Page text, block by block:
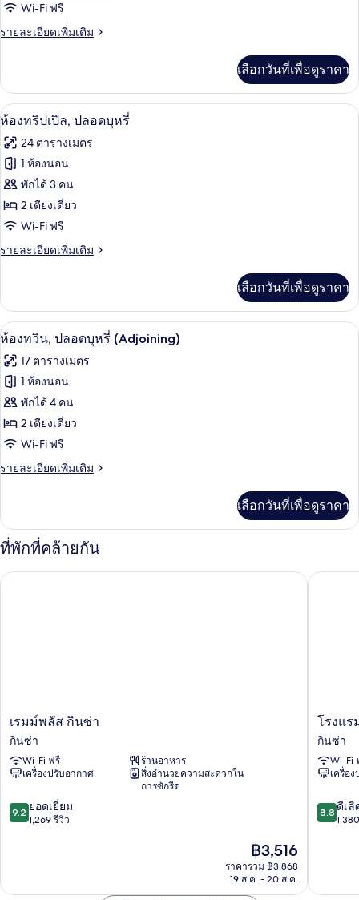
พัก
สำหรับ
ท่าน,
ปลอด
บุหรี่
(Connecting
Room)
Wi-Fi ฟรี
รายละเอียดเพิ่มเติม
ราย
เกี่ยว
กับ
ห้อง
สำหรับ
สี่
ท่าน,
ปลอด
บุหรี่
(Connecting
Room)
เลือกวันที่เพื่อดูราคา
เปิด
ภาพถ่าย
ทั้งหมด
ของ
ห้อง
ทริปเปิล,
ปลอด
ห้องทริปเปิล, ปลอดบุหรี่ | โต๊ะทำงาน,
7
ห้องทริปเปิล, ปลอดบุหรี่
24 ตารางเมตร
1 ห้องนอน
พักได้ 3 คน
2 เตียงเดี่ยว
Wi-Fi ฟรี
รายละเอียดเพิ่มเติม
ราย
เกี่ยว
กับ
ห้อง
ปลอด
บุหรี่
เลือกวันที่เพื่อดูราคา
เปิด
ภาพถ่าย
ทั้งหมด
ของ
ห้อง
ทวิน,
ปลอด
(Adjoining)
โต๊ะทำงาน, ห้องเก็บเสียง, Wi-Fi ฟรี, ผ้
5
ห้องทวิน, ปลอดบุหรี่ (Adjoining)
17 ตารางเมตร
1 ห้องนอน
พักได้ 4 คน
2 เตียงเดี่ยว
Wi-Fi ฟรี
รายละเอียดเพิ่มเติม
ราย
เกี่ยว
กับ
ห้อง
ทวิ
น,
เลือกวันที่เพื่อดูราคา
ที่พักที่คล้ายกัน
เรมม์
พลัส
กิน
ซ่า
กิน
เรมม์พลัส กินซ่า
กินซ่า
Wi-Fi ฟรี
ร้านอาหาร
เครื่องปรับอากาศ
สิ่งอำนวยความสะดวกใน
การซักรีด
9.2
จาก
รีวิว
9.2 ยอดเยี่ยม
1,269 รีวิว
ราคา
ปัจจุบัน
คือ
฿3,516
ราคารวม ฿3,868
19 ส.ค. - 20 ส.ค.
เรมม์พลัส กินซ่า
โรง
แร
มก
รา
เซอ
กิน
ซ่า
โรงแร
กินซ่า
Wi-Fi
เครื่อ
8.8
จาก
รีวิว
8.8 ดีเลิ
โรงแรม